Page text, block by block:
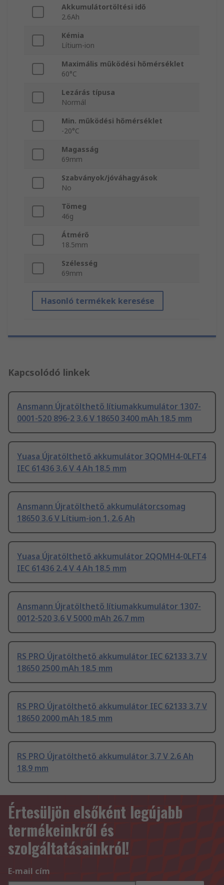
Akkumulátortöltési idő
2.6Ah
Kémia
Lítium-ion
Maximális működési hőmérséklet
60°C
Lezárás típusa
Normál
Min. működési hőmérséklet
-20°C
Magasság
69mm
Szabványok/jóváhagyások
No
Tömeg
46g
Átmérő
18.5mm
Szélesség
69mm
Hasonló termékek keresése
Kapcsolódó linkek
Ansmann Újratölthető lítiumakkumulátor 1307-
0001-520 896-2 3.6 V 18650 3400 mAh 18.5 mm
Yuasa Újratölthető akkumulátor 3QQMH4-0LFT4
IEC 61436 3.6 V 4 Ah 18.5 mm
Ansmann Újratölthető akkumulátorcsomag
18650 3.6 V Lítium-ion 1, 2.6 Ah
Yuasa Újratölthető akkumulátor 2QQMH4-0LFT4
IEC 61436 2.4 V 4 Ah 18.5 mm
Ansmann Újratölthető lítiumakkumulátor 1307-
0012-520 3.6 V 5000 mAh 26.7 mm
RS PRO Újratölthető akkumulátor IEC 62133 3.7 V
18650 2500 mAh 18.5 mm
RS PRO Újratölthető akkumulátor IEC 62133 3.7 V
18650 2000 mAh 18.5 mm
RS PRO Újratölthető akkumulátor 3.7 V 2.6 Ah
18.9 mm
Értesüljön elsőként legújabb
termékeinkről és
szolgáltatásainkról!
E-mail cím